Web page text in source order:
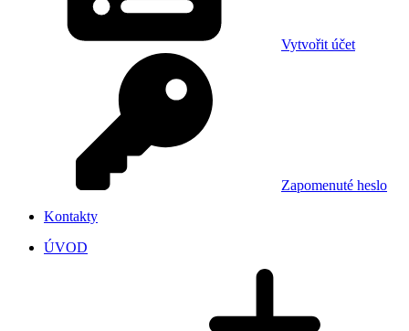
Vytvořit účet
Zapomenuté heslo
Kontakty
ÚVOD